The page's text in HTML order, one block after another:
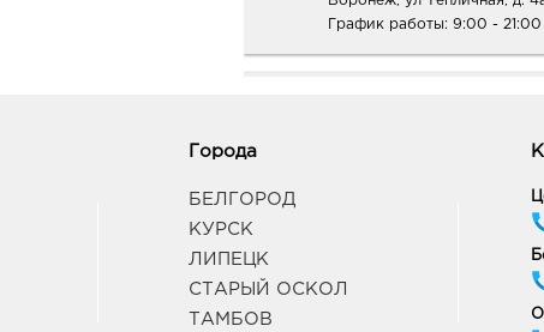
График работы: 9:00 - 21:00
Курск, пр-кт Дружбы, д. 9А
305021, Курская обл, г
пр-кт Победы, д. 48
10:00 -
Города
БЕЛГОРОД
КУРСК
ЛИПЕЦК
СТАРЫЙ ОСКОЛ
ТАМБОВ